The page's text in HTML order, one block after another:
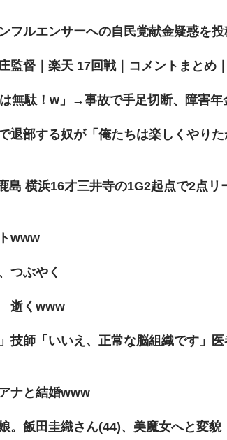
フルエンサーへの自民党献金疑惑を投
監督｜楽天 17回戦｜コメントまとめ
無駄！w」→事故で手足切断、障害年
退部する奴が「俺たちは楽しくやり
横浜16才三井寺の1G2起点で2点リ
www
つぶやく
逝くwww
技師「いいえ、正常な脳組織です」
ナと結婚www
。飯田圭織さん(44)、美魔女へと変貌